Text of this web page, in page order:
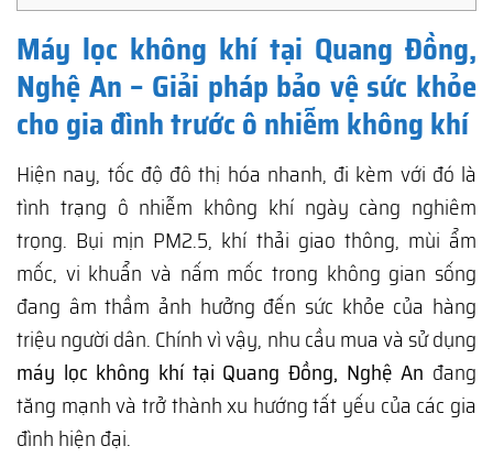
Máy lọc không khí tại Quang Đồng,
Nghệ An – Giải pháp bảo vệ sức khỏe
cho gia đình trước ô nhiễm không khí
Hiện nay, tốc độ đô thị hóa nhanh, đi kèm với đó là
tình trạng ô nhiễm không khí ngày càng nghiêm
trọng. Bụi mịn PM2.5, khí thải giao thông, mùi ẩm
mốc, vi khuẩn và nấm mốc trong không gian sống
đang âm thầm ảnh hưởng đến sức khỏe của hàng
triệu người dân. Chính vì vậy, nhu cầu mua và sử dụng
máy lọc không khí tại Quang Đồng, Nghệ An đang
tăng mạnh và trở thành xu hướng tất yếu của các gia
đình hiện đại.